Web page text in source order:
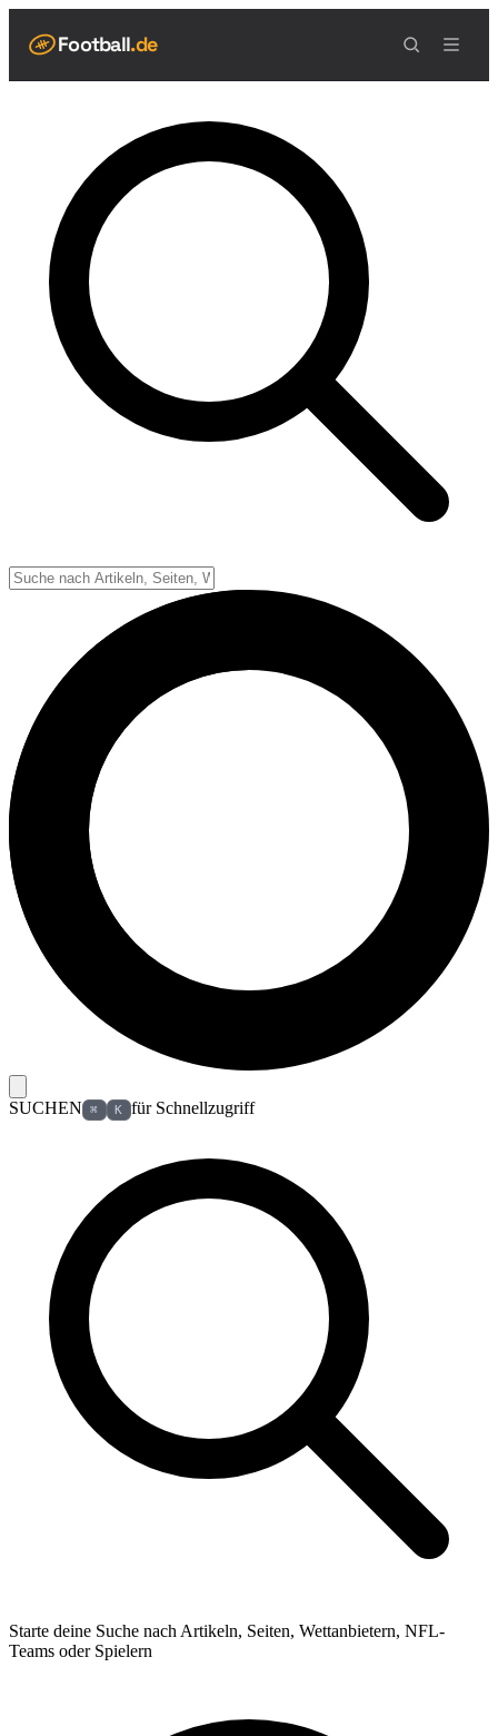
Football.de
Live Scores
Spielplan
Teams
Tabelle
Football Regeln
Punkte & Scoring
Strafen & Fouls
Schiedsrichter
Football Lexikon
SUCHEN ⌘ K für Schnellzugriff
Starte deine Suche nach Artikeln, Seiten, Wettanbietern, NFL-
Teams oder Spielern